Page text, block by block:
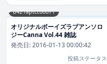
b421aptcc00071
オリジナルボーイズラブアンソロ
ジーCanna Vol.44 雑誌
発売日:2016-01-13 00:00:42
投稿ステータス